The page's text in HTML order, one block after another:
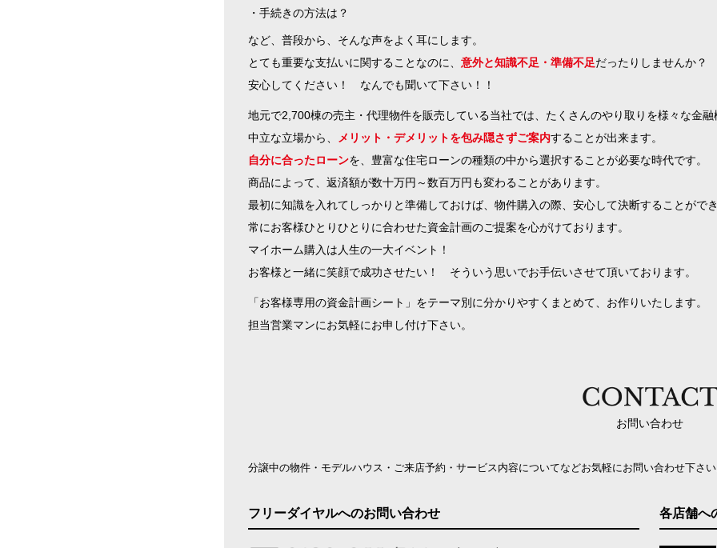
手続きの方法は？
など、普段から、そんな声をよく耳にします。
とても重要な支払いに関することなのに、 意外と知識不足・準備不足だったりしませんか？
安心してください！ なんでも聞いて下さい！！
地元で2,700棟の売主・代理物件を販売している当社では、たくさんのやり取りを様々な金融
中立な立場から、
メリット・デメリットを包み隠さずご案内することが出来ます。
自分に合ったローンを、豊富な住宅ローンの種類の中から選択することが必要な時代です。
商品によって、返済額が数十万円～数百万円も変わることがあります。
最初に知識を入れてしっかりと準備しておけば、物件購入の際、安心して決断することがで
常にお客様ひとりひとりに合わせた資金計画のご提案を心がけております。
マイホーム購入は人生の一大イベント！
お客様と一緒に笑顔で成功させたい！ そういう思いでお手伝いさせて頂いております。
「お客様専用の資金計画シート」をテーマ別に分かりやすくまとめて、お作りいたします。
担当営業マンにお気軽にお申し付け下さい。
お問い合わせ
分譲中の物件・モデルハウス・ご来店予約・サービス内容についてなどお気軽にお問い合わせ下さい
フリーダイヤルへのお問い合わせ 各店舗へ